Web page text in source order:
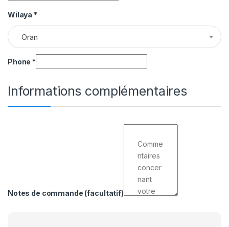
Wilaya *
Oran
Phone *
Informations complémentaires
Notes de commande (facultatif)